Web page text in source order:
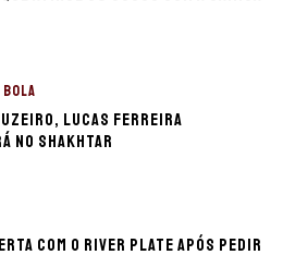
BOLA
Lucas Ferreira
no Shakhtar
com o River Plate após pedir